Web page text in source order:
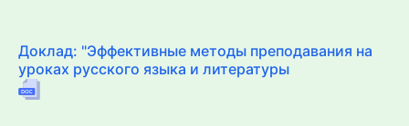
Доклад: "Эффективные методы преподавания на
уроках русского языка и литературы